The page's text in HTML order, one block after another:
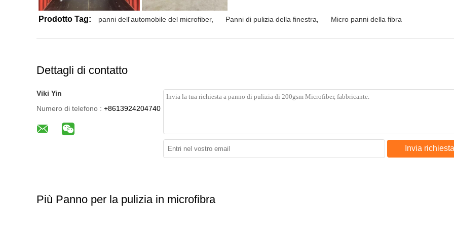
Prodotto Tag: panni dell'automobile del microfiber, Panni di pulizia della finestra Micro panni della fibra
Dettagli di contatto
Viki Yin
Numero di telefono : +8613924204740
Invia richiesta
Più Panno per la pulizia in microfibra